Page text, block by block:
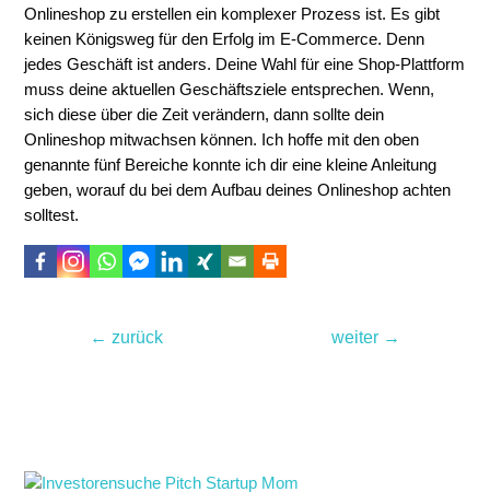
Onlineshop zu erstellen ein komplexer Prozess ist. Es gibt
keinen Königsweg für den Erfolg im E-Commerce. Denn
jedes Geschäft ist anders. Deine Wahl für eine Shop-Plattform
muss deine aktuellen Geschäftsziele entsprechen. Wenn,
sich diese über die Zeit verändern, dann sollte dein
Onlineshop mitwachsen können. Ich hoffe mit den oben
genannte fünf Bereiche konnte ich dir eine kleine Anleitung
geben, worauf du bei dem Aufbau deines Onlineshop achten
solltest.
Beitragsnavigation
← zurück weiter →